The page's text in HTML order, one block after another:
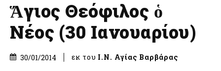
Ἅγιος Θεόφιλος ὁ
Νέος (30 Ιανουαρίου)
30/01/2014 εκ του Ι.Ν. Αγίας Βαρβάρας